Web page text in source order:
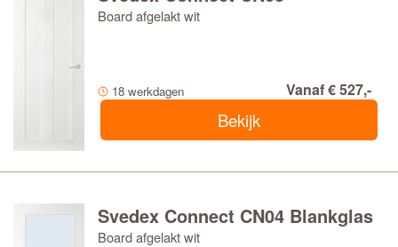
Board afgelakt wit
18 werkdagen Vanaf € 527,-
Bekijk
Svedex Connect CN04 Blankglas
Board afgelakt wit